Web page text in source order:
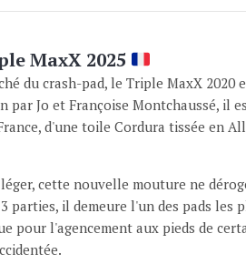
MaxX 2025
du crash-pad, le Triple MaxX 2020
par Jo et Françoise Montchaussé, il
d'une toile Cordura tissée en
cette nouvelle mouture ne
parties, il demeure l'un des pads les
pour l'agencement aux pieds de